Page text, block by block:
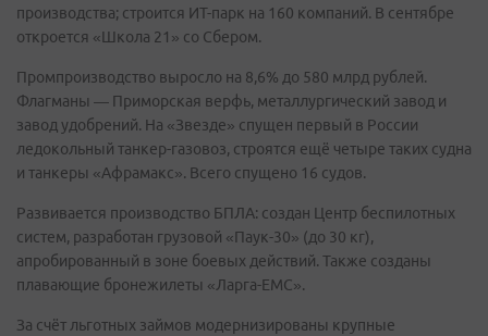
производства; строится ИТ-парк на 160 компаний. В сентябре
откроется «Школа 21» со Сбером.
Промпроизводство выросло на 8,6% до 580 млрд рублей.
Флагманы — Приморская верфь, металлургический завод и
завод удобрений. На «Звезде» спущен первый в России
ледокольный танкер-газовоз, строятся ещё четыре таких судна
и танкеры «Афрамакс». Всего спущено 16 судов.
Развивается производство БПЛА: создан Центр беспилотных
систем, разработан грузовой «Паук-30» (до 30 кг),
апробированный в зоне боевых действий. Также созданы
плавающие бронежилеты «Ларга-ЕМС».
За счёт льготных займов модернизированы крупные